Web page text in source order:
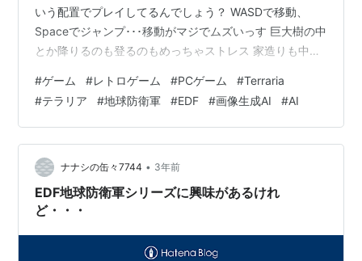
いう配置でプレイしてるんでしょう？ WASDで移動、
Spaceでジャンプ･･･移動がマジでムズいっす 巨大樹の中
とか降りるのも登るのもめっちゃストレス 家造りも中々
ら何であんなにサクサク移動、ポンポン制作、ザクザク
戦闘できるのか不思議です そんなTerrariaを動画を見な
がら遊んでるんですが、自動再生で地球防衛軍3の動画が
流れてきて懐かしくなって久しぶりにXBOX360を出して
遊んでみました 無駄に2台持ってる360 初代は友…
#ゲーム #レトロゲーム #PCゲーム #Terraria
#テラリア #地球防衛軍 #EDF #画像生成AI #AI
ナナシの缶々7744 • 3年前
EDF地球防衛軍シリーズに興味があるけれ
ど・・・